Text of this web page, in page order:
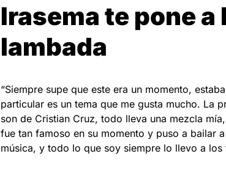
Irasema te pone
lambada
“Siempre supe que este era un momento,
particular es un tema que me gusta mucho. La
son de Cristian Cruz, todo lleva una mezcla
fue tan famoso en su momento y puso a bailar
música, y todo lo que soy siempre lo llevo a los